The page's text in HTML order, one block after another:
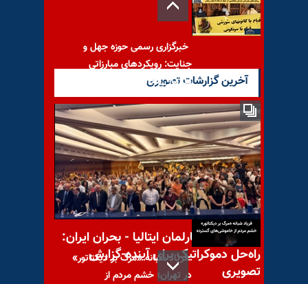
خبرگزاری رسمی حوزه جهل و
جنایت: رویکردهای مبارزاتی
سازمان مجاهدین از جنگ
حمله مجدد به تأسیسات
هسته‌یی نطنز
فریاد شبانه «مرگ بر دیکتاتور»
در تهران؛ خشم مردم از
آخرین گزارشات تصویری
کنفرانس در پارلمان ایتالیا - بحران ایران:
راه‌حل دموکراتیک برای آینده-گزارش
تصویری